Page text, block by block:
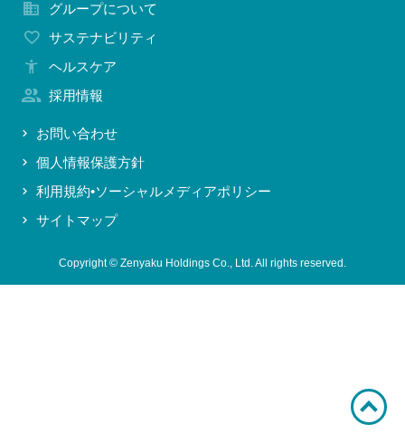
医療用医薬品
お問い合わせ
グループについて
サステナビリティ
ヘルスケア
採用情報
お問い合わせ
個人情報保護方針
利用規約•ソーシャルメディアポリシー
サイトマップ
Copyright © Zenyaku Holdings Co., Ltd. All rights reserved.